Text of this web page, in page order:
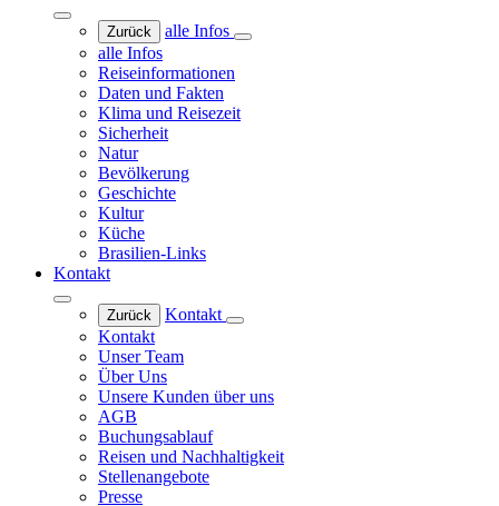
Zurück
alle Infos
alle Infos
Reiseinformationen
Daten und Fakten
Klima und Reisezeit
Sicherheit
Natur
Bevölkerung
Geschichte
Kultur
Küche
Brasilien-Links
Kontakt
Zurück
Kontakt
Kontakt
Unser Team
Über Uns
Unsere Kunden über uns
AGB
Buchungsablauf
Reisen und Nachhaltigkeit
Stellenangebote
Presse